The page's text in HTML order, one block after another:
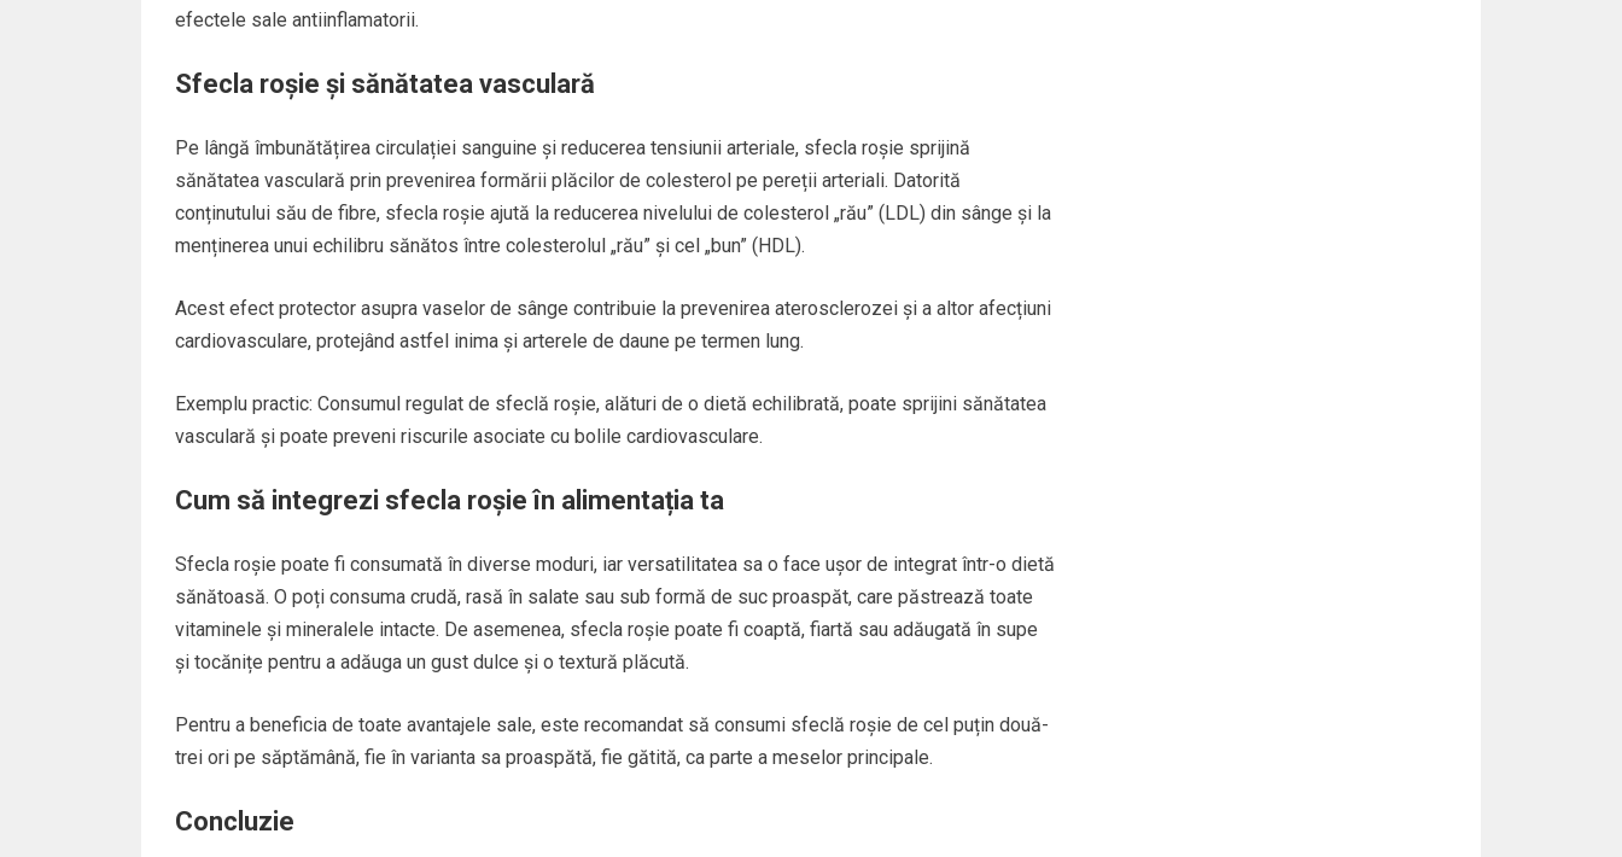
efectele sale antiinflamatorii.
Sfecla roșie și sănătatea vasculară
Pe lângă îmbunătățirea circulației sanguine și reducerea tensiunii arteriale, sfecla roșie sprijină
sănătatea vasculară prin prevenirea formării plăcilor de colesterol pe pereții arteriali. Datorită
conținutului său de fibre, sfecla roșie ajută la reducerea nivelului de colesterol „rău” (LDL) din sânge și la
menținerea unui echilibru sănătos între colesterolul „rău” și cel „bun” (HDL).
Acest efect protector asupra vaselor de sânge contribuie la prevenirea aterosclerozei și a altor afecțiuni
cardiovasculare, protejând astfel inima și arterele de daune pe termen lung.
Exemplu practic: Consumul regulat de sfeclă roșie, alături de o dietă echilibrată, poate sprijini sănătatea
vasculară și poate preveni riscurile asociate cu bolile cardiovasculare.
Cum să integrezi sfecla roșie în alimentația ta
Sfecla roșie poate fi consumată în diverse moduri, iar versatilitatea sa o face ușor de integrat într-o dietă
sănătoasă. O poți consuma crudă, rasă în salate sau sub formă de suc proaspăt, care păstrează toate
vitaminele și mineralele intacte. De asemenea, sfecla roșie poate fi coaptă, fiartă sau adăugată în supe
și tocănițe pentru a adăuga un gust dulce și o textură plăcută.
Pentru a beneficia de toate avantajele sale, este recomandat să consumi sfeclă roșie de cel puțin două-
trei ori pe săptămână, fie în varianta sa proaspătă, fie gătită, ca parte a meselor principale.
Concluzie